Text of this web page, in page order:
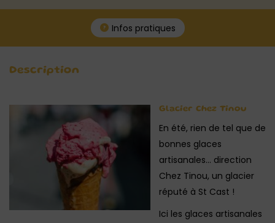
Infos pratiques
Description
Glacier Chez Tinou
En été, rien de tel que de
bonnes glaces
artisanales… direction
Chez Tinou, un glacier
réputé à St Cast !
Ici les glaces artisanales